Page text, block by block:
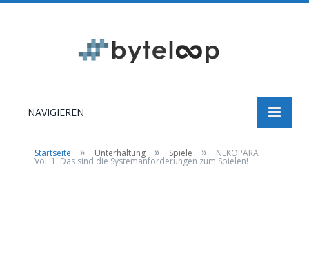
NAVIGIEREN
Startseite » Unterhaltung » Spiele » NEKOPARA
Vol. 1: Das sind die Systemanforderungen zum Spielen!